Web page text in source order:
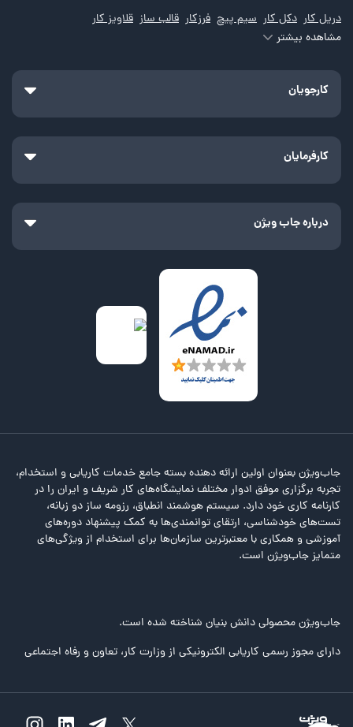
دریل کار دکل کار سیم پیچ فرزکار قالب ساز قلاویز کار
کارشناس فنی خودرو
مدیر نگهداری و تعمیرات
اپراتور CNC
تراشکار مونتاژکار تکنسین مکانیک تکنسین برق
نگهداری و تعمیرات
مشاهده بیشتر
کارجویان
کارفرمایان
درباره جاب ویژن
جاب‌ویژن بعنوان اولین ارائه دهنده بسته جامع خدمات کاریابی و استخدام،
تجربه برگزاری موفق ادوار مختلف نمایشگاه‌های کار شریف و ایران را در
کارنامه کاری خود دارد. سیستم هوشمند انطباق، رزومه ساز دو زبانه،
تست‌های خودشناسی، ارتقای توانمندی‌ها به کمک پیشنهاد دوره‌های
آموزشی و همکاری با معتبرترین سازمان‌ها برای استخدام از ویژگی‌های
متمایز جاب‌ویژن است.
جاب‌ویژن محصولی دانش بنیان شناخته شده است.
دارای مجوز رسمی کاریابی الکترونیکی از وزارت کار، تعاون و رفاه اجتماعی